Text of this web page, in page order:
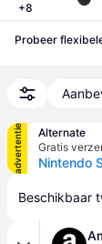
+8
Probeer
advertentie
Alternate
Gratis
Beschikbaar